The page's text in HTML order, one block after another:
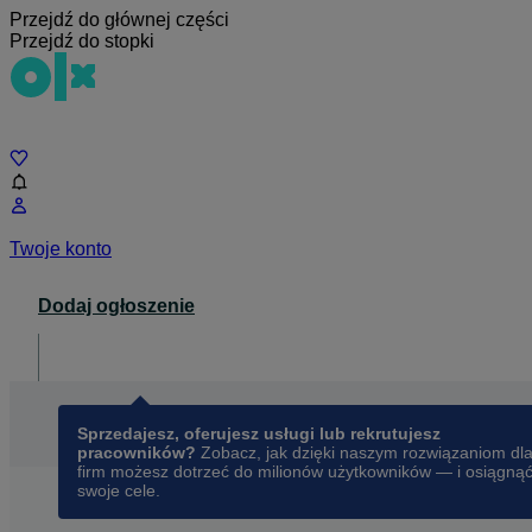
Przejdź do głównej części
Przejdź do stopki
Twoje konto
Dodaj ogłoszenie
Sprzedajesz, oferujesz usługi lub rekrutujesz
pracowników? Zobacz, jak dzięki naszym rozwiązaniom dla
firm możesz dotrzeć do milionów użytkowników — i osiągnąć
swoje cele.